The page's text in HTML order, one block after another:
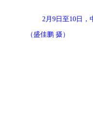
2月9日至10日
（盛佳鹏 摄）